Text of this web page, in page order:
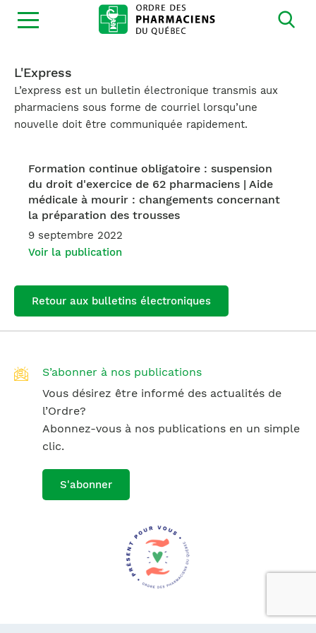
Ouvrir
la
L'Express
L’express est un bulletin électronique transmis aux
pharmaciens sous forme de courriel lorsqu’une
nouvelle doit être communiquée rapidement.
Formation continue obligatoire : suspension
du droit d'exercice de 62 pharmaciens | Aide
médicale à mourir : changements concernant
la préparation des trousses
9 septembre 2022
Voir la publication
Retour aux bulletins électroniques
S’abonner à nos publications
Vous désirez être informé des actualités de
l’Ordre?
Abonnez-vous à nos publications en un simple
clic.
S'abonner